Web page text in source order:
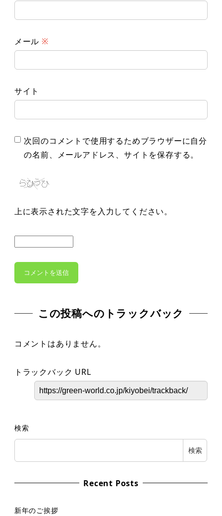
メール ※
サイト
次回のコメントで使用するためブラウザーに自分
の名前、メールアドレス、サイトを保存する。
上に表示された文字を入力してください。
この投稿へのトラックバック
コメントはありません。
トラックバック URL
検索
検索
Recent Posts
新年のご挨拶